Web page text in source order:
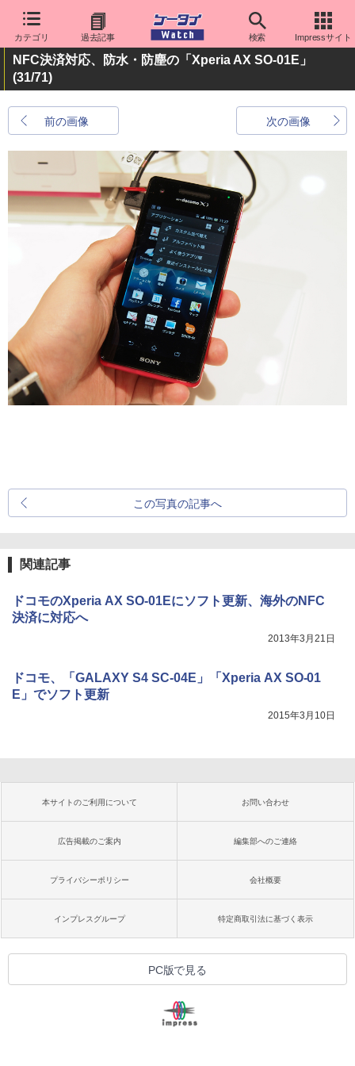
カテゴリ 過去記事 検索 Impressサイト
NFC決済対応、防水・防塵の「Xperia AX SO-01E」
(31/71)
前の画像 次の画像
この写真の記事へ
関連記事
ドコモのXperia AX SO-01Eにソフト更新、海外のNFC
決済に対応へ
2013年3月21日
ドコモ、「GALAXY S4 SC-04E」「Xperia AX SO-01
E」でソフト更新
2015年3月10日
本サイトのご利用について お問い合わせ
広告掲載のご案内 編集部へのご連絡
プライバシーポリシー 会社概要
インプレスグループ 特定商取引法に基づく表示
PC版で見る